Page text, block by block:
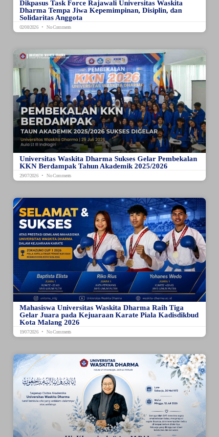
Dikpasus Task Force Rajawali Universitas Waskita
Dharma Tempa Jiwa Kepemimpinan, Disiplin, dan
Solidaritas Anggota
02/08/2026 No Comments
Universitas Waskita Dharma Sukses Gelar Pembekalan
KKN Berdampak Tahun Akademik 2025/2026
29/07/2026 No Comments
Mahasiswa Universitas Waskita Dharma Raih Tiga
Gelar Juara pada Kejuaraan Karate Piala Kadisdikbud
Kota Malang 2026
19/07/2026 No Comments